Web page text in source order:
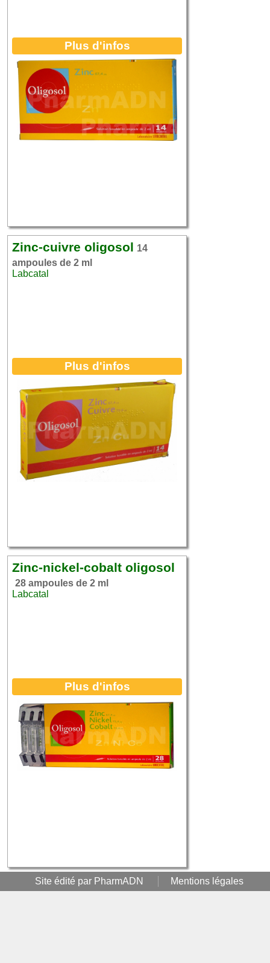
Plus d'infos
Zinc-cuivre oligosol 14
ampoules de 2 ml
Labcatal
Plus d'infos
Zinc-nickel-cobalt oligosol
28 ampoules de 2 ml
Labcatal
Plus d'infos
Site édité par PharmADN Mentions légales